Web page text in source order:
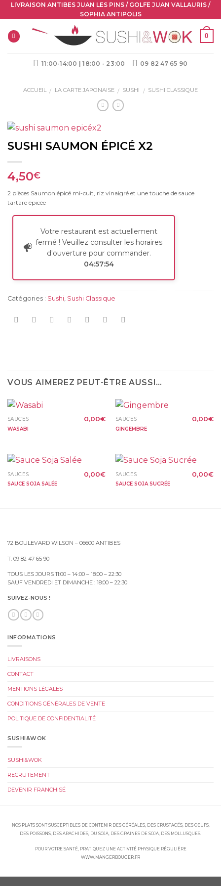
Skip
to
content
LIVRAISON ANTIBES JUAN LES PINS / GOLFE JUAN VALLAURIS /
SOPHIA ANTIPOLIS
0
11:00-14:00 | 18:00 - 23:00 09 82 47 65 90
ACCUEIL / LA CARTE JAPONAISE / SUSHI / SUSHI CLASSIQUE
SUSHI SAUMON ÉPICÉ X2
4,50€
2 pièces Saumon épicé mi-cuit, riz vinaigré et une touche de sauce
tartare épicée
Votre restaurant est actuellement
fermé ! Veuillez consulter les horaires
d'ouverture pour commander.
04:57:54
Catégories : Sushi Sushi Classique
VOUS AIMEREZ PEUT-ÊTRE AUSSI…
SAUCES
WASABI
0,00€
SAUCES
GINGEMBRE
0,00€
SAUCES
SAUCE SOJA SALÉE
0,00€
SAUCES
SAUCE SOJA SUCRÉE
0,00€
72 BOULEVARD WILSON – 06600 ANTIBES
T. 09 82 47 65 90
TOUS LES JOURS 11:00 – 14:00 – 18:00 – 22:30
SAUF VENDREDI ET DIMANCHE : 18:00 – 22:30
SUIVEZ-NOUS !
INFORMATIONS
LIVRAISONS
CONTACT
MENTIONS LÉGALES
CONDITIONS GÉNÉRALES DE VENTE
POLITIQUE DE CONFIDENTIALITÉ
SUSHI&WOK
SUSHI&WOK
RECRUTEMENT
DEVENIR FRANCHISÉ
NOS PLATS SONT SUSCEPTIBLES DE CONTENIR DES CÉRÉALES, DES CRUSTACÉS, DES OEUFS,
DES POISSONS, DES ARACHIDES, DU SOJA, DES GRAINES DE SOJA, DES MOLLUSQUES.
POUR VOTRE SANTÉ, PRATIQUEZ UNE ACTIVITÉ PHYSIQUE RÉGULIÈRE
WWW.MANGERBOUGER.FR